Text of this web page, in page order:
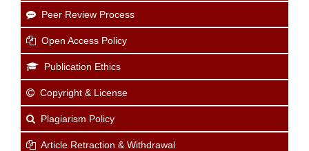
Peer Review Process
Open Access Policy
Publication Ethics
Copyright & License
Plagiarism Policy
Article Retraction & Withdrawal